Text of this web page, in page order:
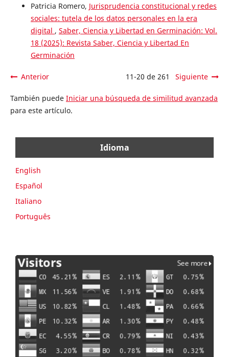
Patricia Romero, Jurisprudencia constitucional y redes
sociales: tutela de los datos personales en la era
digital , Saber, Ciencia y Libertad en Germinación: Vol.
18 (2025): Revista Saber, Ciencia y Libertad En
Germinación
Anterior 11-20 de 261 Siguiente
También puede Iniciar una búsqueda de similitud avanzada
para este artículo.
Idioma
English
Español
Italiano
Português